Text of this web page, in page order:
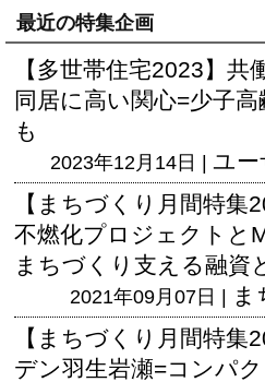
最近の特集企画
【多世帯住宅2023】
同居に高い関心=少子
も
2023年12月14日 | ユー
【まちづくり月間特集
不燃化プロジェクトと
まちづくり支える融資
2021年09月07日 | ま
【まちづくり月間特集
デン羽生岩瀬=コンパ